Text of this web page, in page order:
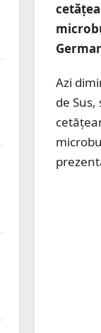
Azi
de